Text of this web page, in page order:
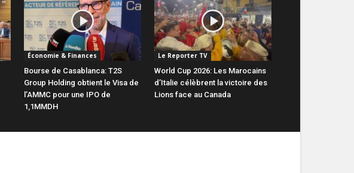
Économie & Finances
Bourse de Casablanca: T2S
Group Holding obtient le Visa de
l’AMMC pour une IPO de
1,1MMDH
Le Reporter TV
World Cup 2026: Les Marocains
d’Italie célèbrent la victoire des
Lions face au Canada